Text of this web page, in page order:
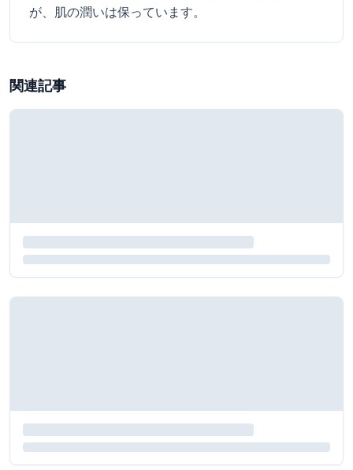
が、肌の潤いは保っています。
関連記事